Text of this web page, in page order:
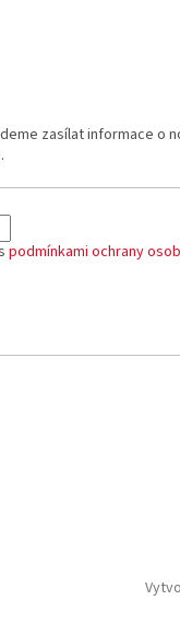
zasílat informace o
podmínkami ochrany